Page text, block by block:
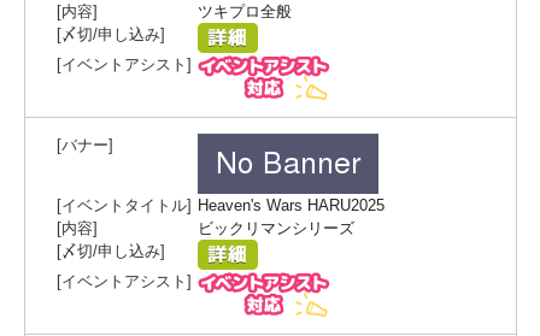
ツキプロ全般
Heaven's Wars HARU2025
ビックリマンシリーズ